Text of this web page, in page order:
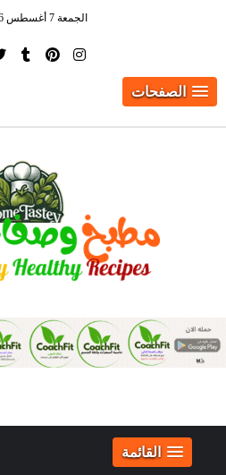
الجمعة 7 أغسطس 2026
الصفحات
القائمة